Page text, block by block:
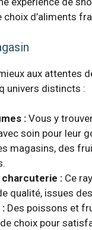
d’aliments
aux attentes
univers distincts :
: Vous y
soin pour leur
magasins, des
: Ce
qualité, issues
: Des poissons et
choix pour